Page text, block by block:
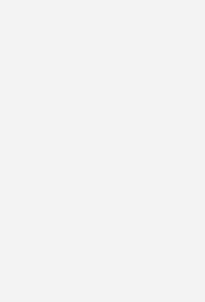
zu installieren. Ab 2024 soll